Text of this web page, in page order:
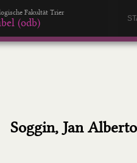
Fakultät Trier
(odb)
Soggin, Jan